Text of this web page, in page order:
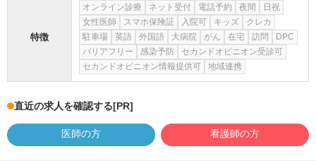
特徴
オンライン診療 ネット受付 電話予約 夜間
日祝
女性医師
スマホ保険証 入院可 キッズ
クレカ
駐車場
英語 外国語 大病院 がん 在宅 訪問
DPC
バリアフリー
感染予防
セカンドオピニオン受診可
セカンドオピニオン情報提供可
地域連携
直近の求人を確認する[PR]
医師の方 看護師の方